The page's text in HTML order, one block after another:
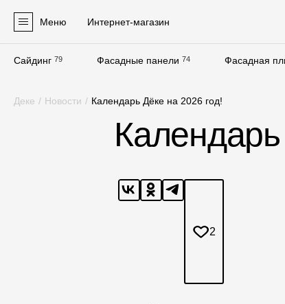
Меню Интернет-магазин
Сайдинг 79 Фасадные панели 74 Фасадная
Деке / Новости / Календарь Дёке на 2026 год!
2